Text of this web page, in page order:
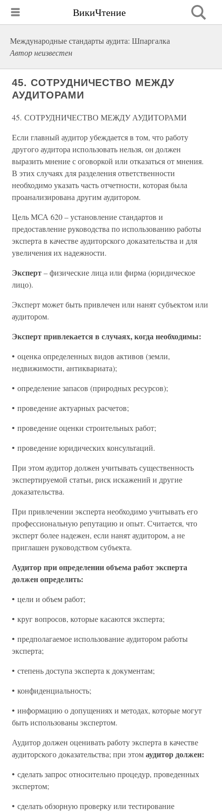
ВикиЧтение
Международные стандарты аудита: Шпаргалка
Автор неизвестен
45. СОТРУДНИЧЕСТВО МЕЖДУ
АУДИТОРАМИ
45. СОТРУДНИЧЕСТВО МЕЖДУ АУДИТОРАМИ
Если главный аудитор убеждается в том, что работу
другого аудитора использовать нельзя, он должен
выразить мнение с оговоркой или отказаться от мнения.
В этих случаях для разделения ответственности
необходимо указать часть отчетности, которая была
проанализирована другим аудитором.
Цель МСА 620 – установление стандартов и
предоставление руководства по использованию работы
эксперта в качестве аудиторского доказательства и для
увеличения их надежности.
Эксперт– физические лица или фирма (юридическое
лицо).
Эксперт может быть привлечен или нанят субъектом или
аудитором.
Эксперт привлекается в случаях, когда необходимы:
• оценка определенных видов активов (земли,
недвижимости, антиквариата);
• определение запасов (природных ресурсов);
• проведение актуарных расчетов;
• проведение оценки строительных работ;
• проведение юридических консультаций.
При этом аудитор должен учитывать существенность
экспертируемой статьи, риск искажений и другие
доказательства.
При привлечении эксперта необходимо учитывать его
профессиональную репутацию и опыт. Считается, что
эксперт более надежен, если нанят аудитором, а не
приглашен руководством субъекта.
Аудитор при определении объема работ эксперта
должен определить:
• цели и объем работ;
• круг вопросов, которые касаются эксперта;
• предполагаемое использование аудитором работы
эксперта;
• степень доступа эксперта к документам;
• конфиденциальность;
• информацию о допущениях и методах, которые могут
быть использованы экспертом.
Аудитор должен оценивать работу эксперта в качестве
аудиторского доказательства; при этомаудитор должен:
• сделать запрос относительно процедур, проведенных
экспертом;
• сделать обзорную проверку или тестирование